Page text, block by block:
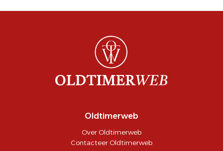
Oldtimerweb
Over Oldtimerweb
Contacteer Oldtimerweb